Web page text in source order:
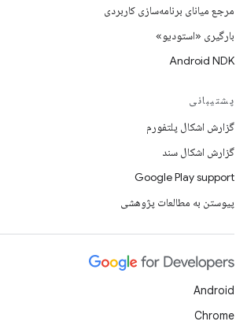
مرجع میانای برنامه‌سازی کاربردی
بارگیری «استودیو»
Android NDK
پشتیبانی
گزارش اشکال پلتفورم
گزارش اشکال سند
Google Play support
پیوستن به مطالعات پژوهشی
Android
Chrome